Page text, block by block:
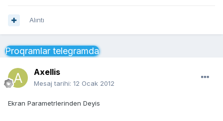
Alıntı
Proqramlar telegramda
Axellis
Mesaj tarihi: 12 Ocak 2012
Ekran Parametrlerinden Deyis